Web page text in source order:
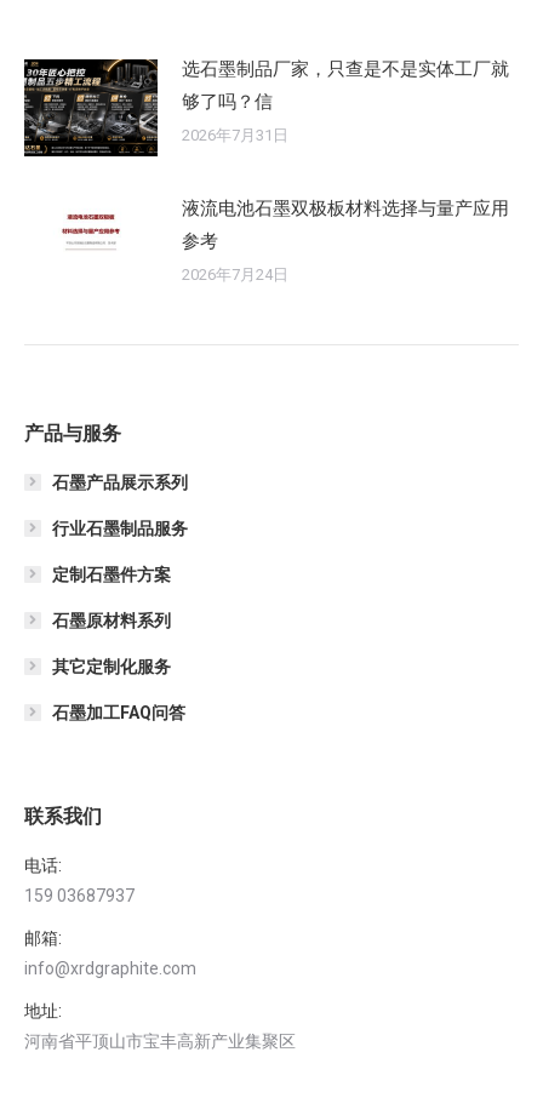
选石墨制品厂家，只查是不是实体工厂就
够了吗？信
2026年7月31日
液流电池石墨双极板材料选择与量产应用
参考
2026年7月24日
产品与服务
石墨产品展示系列
行业石墨制品服务
定制石墨件方案
石墨原材料系列
其它定制化服务
石墨加工FAQ问答
联系我们
电话:
159 03687937
邮箱:
info@xrdgraphite.com
地址:
河南省平顶山市宝丰高新产业集聚区